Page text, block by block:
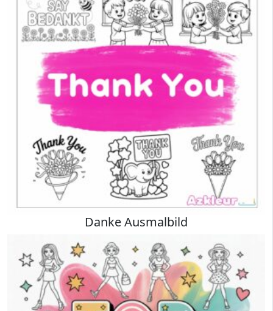
Danke Ausmalbild